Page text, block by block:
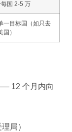
每国 2-5 万
一目标国（如只去
国）
12 个月内向
局）